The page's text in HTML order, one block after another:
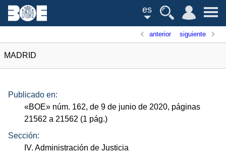
es
anterior siguiente
MADRID
Publicado en:
«BOE» núm. 162, de 9 de junio de 2020, páginas
21562 a 21562 (1 pág.)
Sección:
IV. Administración de Justicia